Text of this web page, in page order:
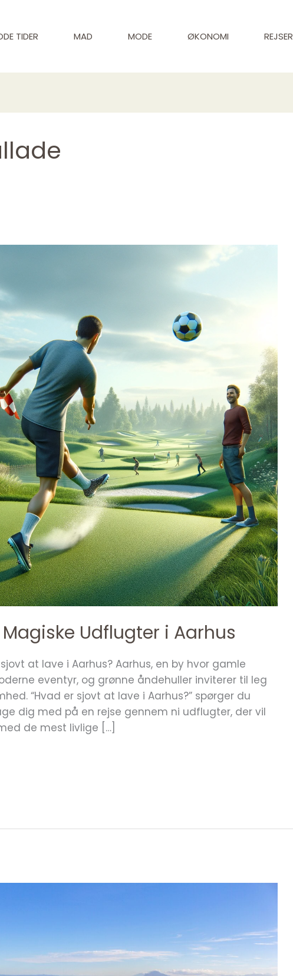
TIDER MAD MODE ØKONOMI REJSER
Udflugter i Aarhus
at lave i Aarhus? Aarhus, en by hvor gamle
eventyr, og grønne åndehuller inviterer til leg
“Hvad er sjovt at lave i Aarhus?” spørger du
dig med på en rejse gennem ni udflugter, der vil
de mest livlige […]